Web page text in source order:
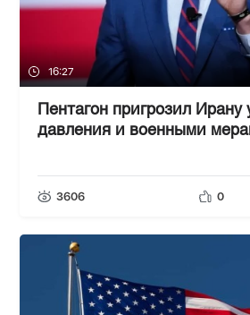
16:27
Пентагон пригрозил Ирану
давления и военными
3606 0